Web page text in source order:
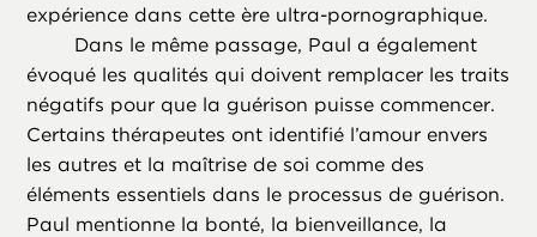
expérience dans cette ère ultra-pornographique.
Dans le même passage, Paul a également
évoqué les qualités qui doivent remplacer les traits
négatifs pour que la guérison puisse commencer.
Certains thérapeutes ont identifié l’amour envers
les autres et la maîtrise de soi comme des
éléments essentiels dans le processus de guérison.
Paul mentionne la bonté, la bienveillance, la